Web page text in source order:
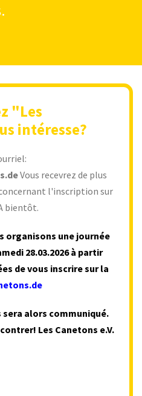
"Les
intéresse?
Vous recevrez de plus
l'inscription sur
bientôt.
organisons une journée
28.03.2026 à partir
de vous inscrire sur la
alors communiqué.
Les Canetons e.V.